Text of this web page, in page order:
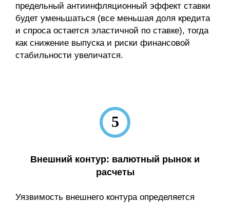
предельный антиинфляционный эффект ставки
будет уменьшаться (все меньшая доля кредита
и спроса остается эластичной по ставке), тогда
как снижение выпуска и риски финансовой
стабильности увеличатся.
5
Внешний контур: валютный рынок и
расчеты
Уязвимость внешнего контура определяется